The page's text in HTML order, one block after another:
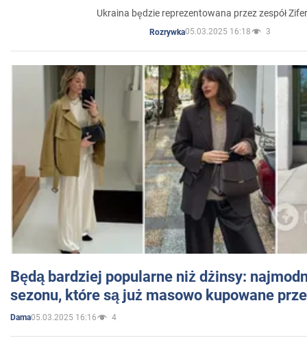
Ukraina będzie reprezentowana przez zespół
Rozrywka05.03.2025 16:18 3
Będą bardziej popularne niż dżinsy:
sezonu, które są już masowo kupowane
Dama05.03.2025 16:16 4